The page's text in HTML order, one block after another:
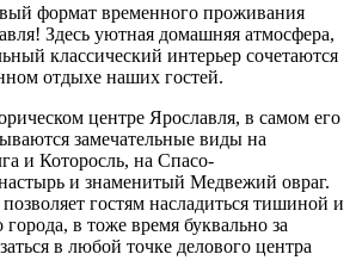
формат временного проживания
Здесь уютная домашняя атмосфера,
классический интерьер сочетаются
отдыхе наших гостей.
центре Ярославля, в самом его
замечательные виды на
и Которосль, на Спасо-
и знаменитый Медвежий овраг.
гостям насладиться тишиной и
города, в тоже время буквально за
в любой точке делового центра